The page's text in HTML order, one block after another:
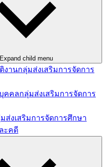
Expand child menu
านกลุ่มส่งเสริมการจัดการ
คคลกลุ่มส่งเสริมการจัดการ
ส่งเสริมการจัดการศึกษา
ะคดี